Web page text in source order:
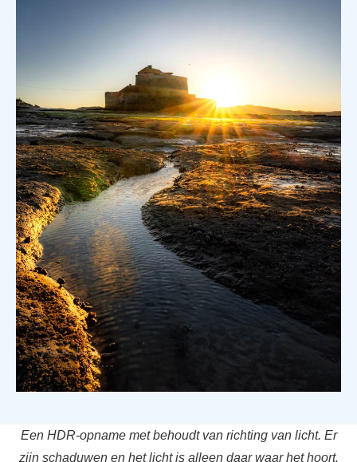
Een HDR-opname met behoudt van richting van licht. Er
zijn schaduwen en het licht is alleen daar waar het hoort.